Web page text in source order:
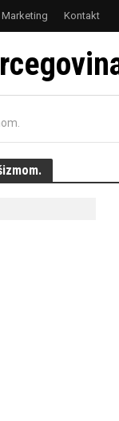
Marketing Kontakt